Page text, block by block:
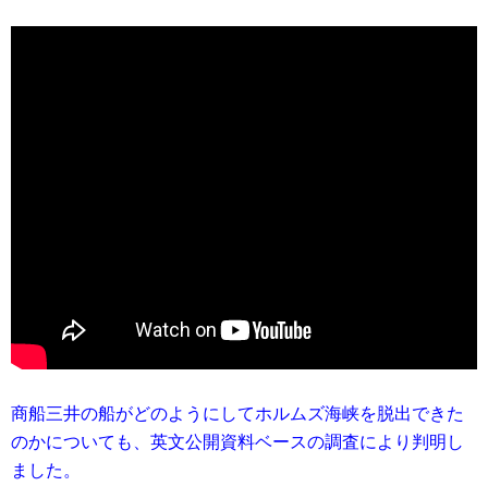
商船三井の船がどのようにしてホルムズ海峡を脱出できた
のかについても、英文公開資料ベースの調査により判明し
ました。